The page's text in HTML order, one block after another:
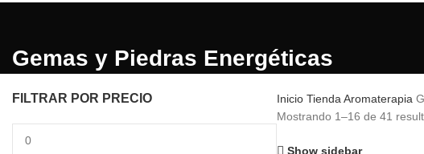
Gemas y Piedras Energéticas
FILTRAR POR PRECIO
mínimo
Inicio Tienda Aromaterapia
Mostrando 1–16 de 41
Show sidebar